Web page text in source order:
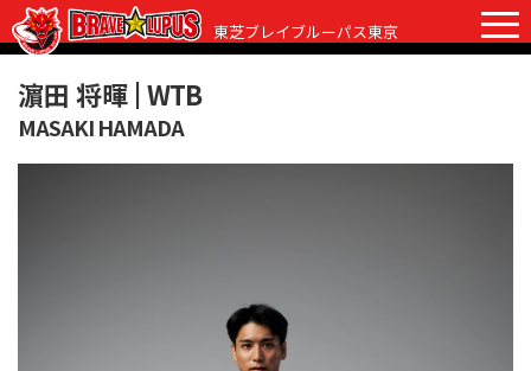
東芝ブレイブルーパス東京
チケット グッズ
濵田 将暉 | WTB
MASAKI HAMADA